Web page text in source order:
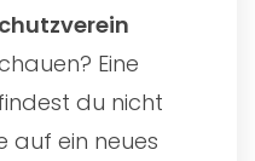
Eine
du nicht
auf ein neues